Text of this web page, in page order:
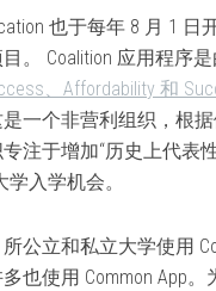
也于每年 8 月 1 日
。 Coalition 应用程序是
、Affordability 和
一个非营利组织，根
注于增加“历史上代表
学入学机会。
公立和私立大学使用
也使用 Common App。